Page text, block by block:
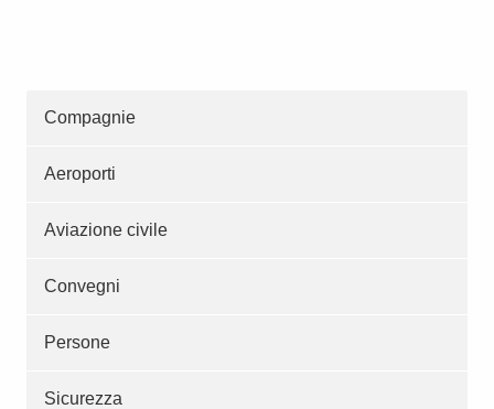
Compagnie
Aeroporti
Aviazione civile
Convegni
Persone
Sicurezza